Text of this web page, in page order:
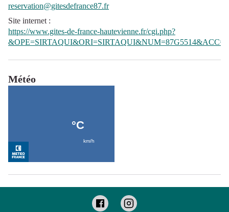
reservation@gitesdefrance87.fr
Site internet :
https://www.gites-de-france-hautevienne.fr/cgi.php?
Météo